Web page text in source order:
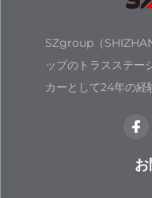
SZgroup（
ップのトラスステー
カーとして24年の経